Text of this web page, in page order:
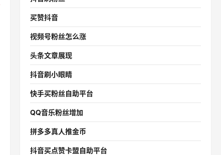
买赞抖音
视频号粉丝怎么涨
头条文章展现
抖音刷小眼睛
快手买粉丝自助平台
QQ音乐粉丝增加
拼多多真人推金币
抖音买点赞卡盟自助平台